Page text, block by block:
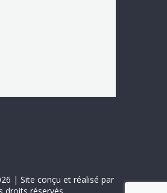
| Site conçu et réalisé par